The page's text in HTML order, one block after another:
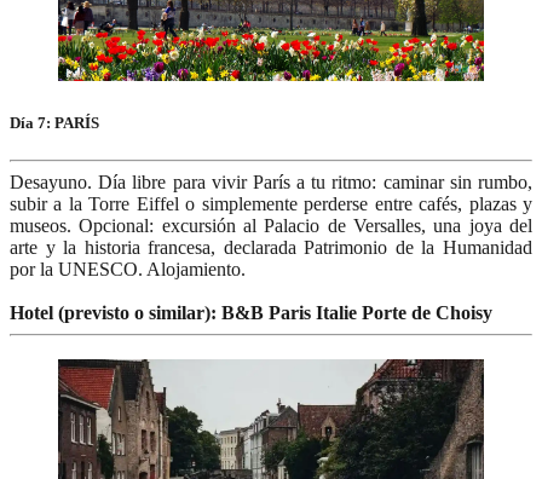
Día 7: PARÍS
Desayuno. Día libre para vivir París a tu ritmo: caminar sin rumbo,
subir a la Torre Eiffel o simplemente perderse entre cafés, plazas y
museos. Opcional: excursión al Palacio de Versalles, una joya del
arte y la historia francesa, declarada Patrimonio de la Humanidad
por la UNESCO. Alojamiento.
Hotel (previsto o similar): B&B Paris Italie Porte de Choisy